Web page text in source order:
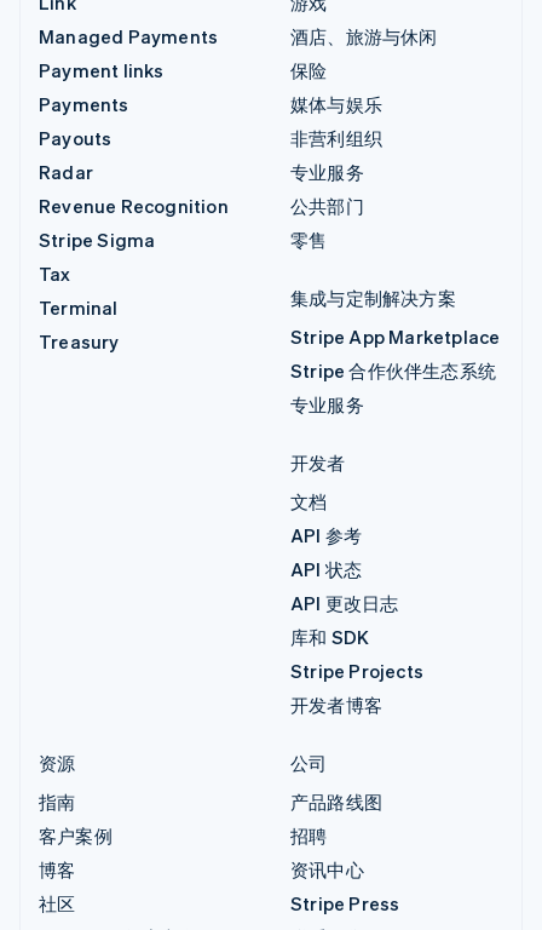
Managed Payments
Payment links
Payments
Payouts
Radar
Revenue Recognition
Stripe Sigma
Tax
Terminal
Treasury
酒店、旅游与休闲
保险
媒体与娱乐
非营利组织
专业服务
公共部门
零售
集成与定制解决方案
Stripe App Marketplace
Stripe 合作伙伴生态系统
专业服务
开发者
文档
API 参考
API 状态
API 更改日志
库和 SDK
Stripe Projects
开发者博客
资源
指南
客户案例
博客
社区
公司
产品路线图
招聘
资讯中心
Stripe Press